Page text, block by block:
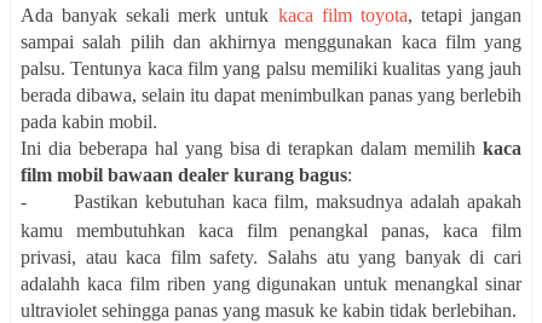
Ada banyak sekali merk untuk kaca film toyota, tetapi jangan
sampai salah pilih dan akhirnya menggunakan kaca film yang
palsu. Tentunya kaca film yang palsu memiliki kualitas yang jauh
berada dibawa, selain itu dapat menimbulkan panas yang berlebih
pada kabin mobil.
Ini dia beberapa hal yang bisa di terapkan dalam memilih kaca
film mobil bawaan dealer kurang bagus:
-
Pastikan kebutuhan kaca film, maksudnya adalah apakah
kamu membutuhkan kaca film penangkal panas, kaca film
privasi, atau kaca film safety. Salahs atu yang banyak di cari
adalahh kaca film riben yang digunakan untuk menangkal sinar
ultraviolet sehingga panas yang masuk ke kabin tidak berlebihan.